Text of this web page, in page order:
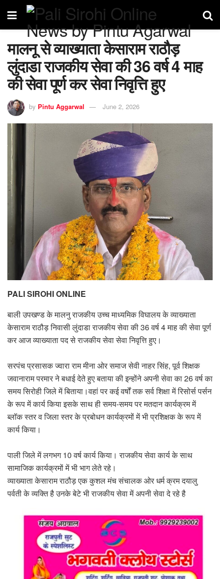
मालनू से व्याख्याता केसाराम राठौड़
लुंदाडा राजकीय सेवा की 36 वर्ष 4 माह
की सेवा पूर्ण कर सेवा निवृत्ति हुए
by Pintu Aggarwal June 2, 2026
PALI SIROHI ONLINE
बाली उपखण्ड के मालनु राजकीय उच्च माध्यमिक विघालय के व्याख्याता
केसाराम राठौड़ निवासी लुंदाडा राजकीय सेवा की 36 वर्ष 4 माह की सेवा पूर्ण
कर आज व्याख्याता पद से राजकीय सेवा सेवा निवृत्ति हुए।
सरपंच प्रसासक ज्वारा राम मीना ओर समाज सेवी नाहर सिंह, पूर्व शिक्षक
जवानाराम परमार ने बधाई देते हुए बताया की इन्होंने अपनी सेवा का 26 वर्ष का
समय सिरोही जिले में बिताया।वहां पर कई वर्षों तक सर्व शिक्षा में रिसोर्स पर्सन
के रूप में कार्य किया इसके साथ ही समय-समय पर मतदान कार्यक्रम में
ब्लॉक स्तर व जिला स्तर के प्रबोधन कार्यक्रमों में भी प्रशिक्षक के रूप में
कार्य किया।
पाली जिले में लगभग 10 वर्ष कार्य किया। राजकीय सेवा कार्य के साथ
सामाजिक कार्यक्रमों में भी भाग लेते रहे।
व्याख्याता केसाराम राठौड़ एक कुशल मंच संचालक ओर धर्म क्रम दयालु
पर्वती के व्यक्ति है उनके बेटे भी राजकीय सेवा में अपनी सेवा दे रहे है